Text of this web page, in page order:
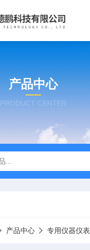
产品中心
PRODUCT CENTER
产品中心 专用仪器仪表